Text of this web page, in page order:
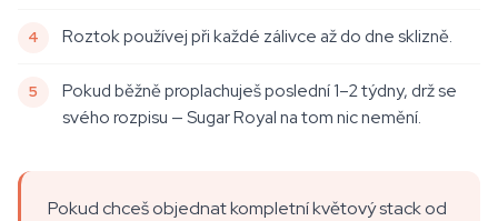
Roztok používej při každé zálivce až do dne sklizně.
Pokud běžně proplachuješ poslední 1–2 týdny, drž se
svého rozpisu — Sugar Royal na tom nic nemění.
Pokud chceš objednat kompletní květový stack od